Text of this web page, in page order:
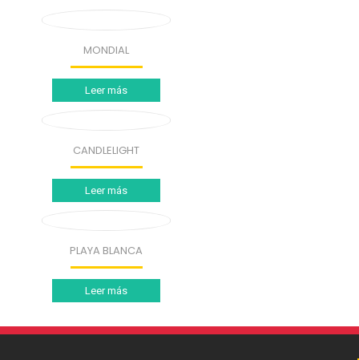
MONDIAL
Leer más
CANDLELIGHT
Leer más
PLAYA BLANCA
Leer más